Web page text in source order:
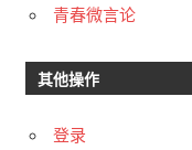
青春微言论
其他操作
登录